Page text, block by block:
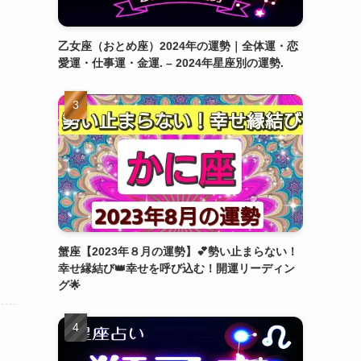
乙女座（おとめ座）2024年の運勢｜全体運・恋
愛運・仕事運・金運. – 2024年星座別の運勢.
蟹座【2023年８月の運勢】💕勢い止まらない！
幸せ縁結び👑幸せを呼び込む！開運リーディン
グ🌟